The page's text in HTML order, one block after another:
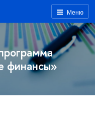
Меню
финансы»